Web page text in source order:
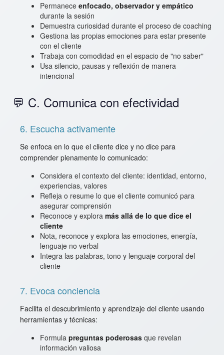
Permanece enfocado, observador y empático
durante la sesión
Demuestra curiosidad durante el proceso de coaching
Gestiona las propias emociones para estar presente
con el cliente
Trabaja con comodidad en el espacio de "no saber"
Usa silencio, pausas y reflexión de manera
intencional
💬 C. Comunica con efectividad
6. Escucha activamente
Se enfoca en lo que el cliente dice y no dice para
comprender plenamente lo comunicado:
Considera el contexto del cliente: identidad, entorno,
experiencias, valores
Refleja o resume lo que el cliente comunicó para
asegurar comprensión
Reconoce y explora más allá de lo que dice el
cliente
Nota, reconoce y explora las emociones, energía,
lenguaje no verbal
Integra las palabras, tono y lenguaje corporal del
cliente
7. Evoca conciencia
Facilita el descubrimiento y aprendizaje del cliente usando
herramientas y técnicas:
Formula preguntas poderosas que revelan
información valiosa